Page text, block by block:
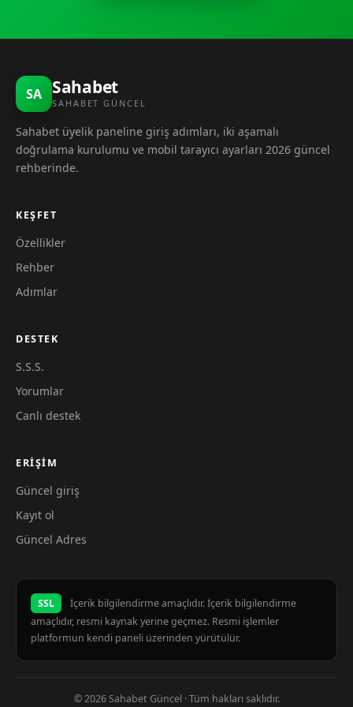
SA Sahabet
SAHABET GÜNCEL
Sahabet üyelik paneline giriş adımları, iki aşamalı
doğrulama kurulumu ve mobil tarayıcı ayarları 2026 güncel
rehberinde.
KEŞFET
Özellikler
Rehber
Adımlar
DESTEK
S.S.S.
Yorumlar
Canlı destek
ERIŞIM
Güncel giriş
Kayıt ol
Güncel Adres
SSL
İçerik bilgilendirme amaçlıdır. İçerik bilgilendirme
amaçlıdır, resmi kaynak yerine geçmez. Resmi işlemler
platformun kendi paneli üzerinden yürütülür.
© 2026 Sahabet Güncel · Tüm hakları saklıdır.